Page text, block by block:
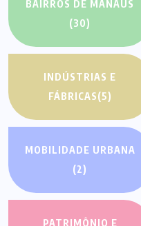
BAIRROS DE MANAUS
(30)
INDÚSTRIAS E
FÁBRICAS(5)
MOBILIDADE URBANA
(2)
PATRIMÔNIO E